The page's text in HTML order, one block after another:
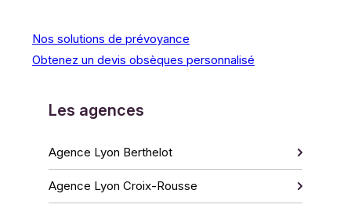
Nos solutions de prévoyance
Obtenez un devis obsèques personnalisé
Les agences
Agence Lyon Berthelot
Agence Lyon Croix-Rousse